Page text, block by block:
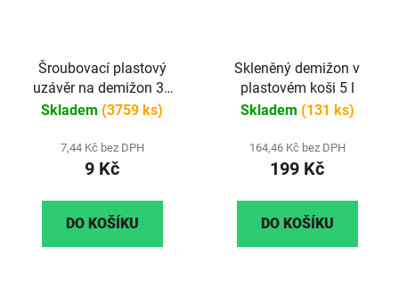
Šroubovací plastový
uzávěr na demižon 35
mm zlatý
Skladem (3759 ks)
7,44 Kč bez DPH
9 Kč
DO KOŠÍKU
Skleněný demižon v
plastovém koši 5 l
Skladem (131 ks)
164,46 Kč bez DPH
199 Kč
DO KOŠÍKU